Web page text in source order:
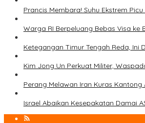
Prancis Membara! Suhu Ekstrem
Warga RI Berpeluang Bebas Visa ke
Ketegangan Timur Tengah Reda, Ini
Kim Jong Un Perkuat Militer,
Perang Melawan Iran Kuras Kantong
Israel Abaikan Kesepakatan Damai